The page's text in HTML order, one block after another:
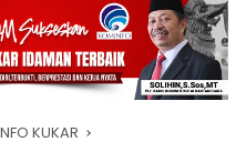
KUKAR